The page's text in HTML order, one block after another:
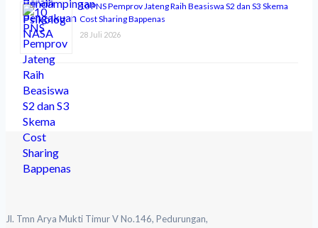
10 PNS Pemprov Jateng Raih Beasiswa S2 dan S3 Skema
Cost Sharing Bappenas
28 Juli 2026
Jl. Tmn Arya Mukti Timur V No.146, Pedurungan,